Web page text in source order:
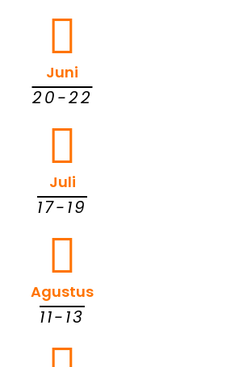
Juni
20-22
Juli
17-19
Agustus
11-13